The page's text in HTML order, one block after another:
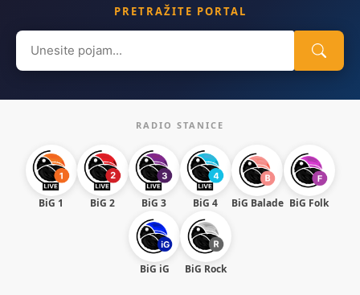
PRETRAŽITE PORTAL
Search
for:
RADIO STANICE
BiG 1 BiG 2 BiG 3 BiG 4 BiG Balade BiG Folk
BiG iG BiG Rock